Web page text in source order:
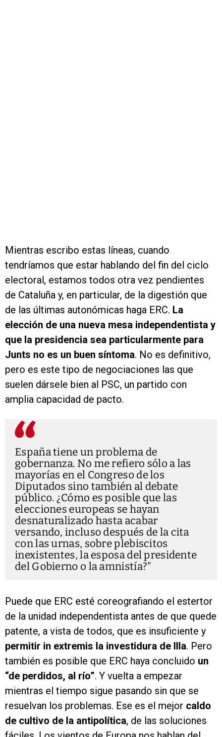
Mientras escribo estas líneas, cuando
tendríamos que estar hablando del fin del ciclo
electoral, estamos todos otra vez pendientes
de Cataluña y, en particular, de la digestión que
de las últimas autonómicas haga ERC. La
elección de una nueva mesa independentista y
que la presidencia sea particularmente para
Junts no es un buen síntoma. No es definitivo,
pero es este tipo de negociaciones las que
suelen dársele bien al PSC, un partido con
amplia capacidad de pacto.
España tiene un problema de
gobernanza. No me refiero sólo a las
mayorías en el Congreso de los
Diputados sino también al debate
público. ¿Cómo es posible que las
elecciones europeas se hayan
desnaturalizado hasta acabar
versando, incluso después de la cita
con las urnas, sobre plebiscitos
inexistentes, la esposa del presidente
del Gobierno o la amnistía?
Puede que ERC esté coreografiando el estertor
de la unidad independentista antes de que quede
patente, a vista de todos, que es insuficiente y
permitir in extremis la investidura de Illa. Pero
también es posible que ERC haya concluido un
“de perdidos, al río”. Y vuelta a empezar
mientras el tiempo sigue pasando sin que se
resuelvan los problemas. Ese es el mejor caldo
de cultivo de la antipolítica, de las soluciones